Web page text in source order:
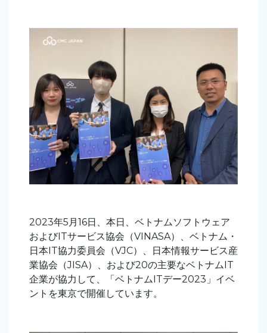
2023年5月16日、 本日
ベトナムソフトウェア
およびITサービス協会（VINASA）、 ベトナム・
日本IT協力委員会（VJC）、
日本情報サービス産
業協会（JISA）、および20の主要なベトナムIT
企業が協力して、「ベトナムITデー2023」イベ
ントを東京で開催しています。